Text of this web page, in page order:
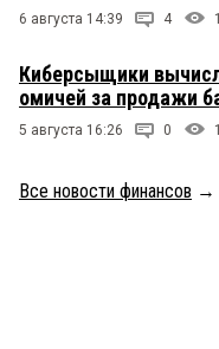
6 августа 14:39 4
Киберсыщики
омичей за продажи
5 августа 16:26 0
Все новости финансов →